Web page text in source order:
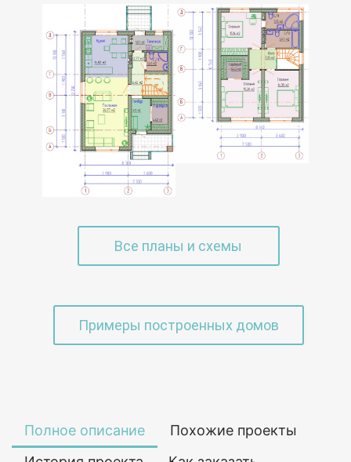
Все планы и схемы
Примеры построенных домов
Полное описание
Похожие проекты